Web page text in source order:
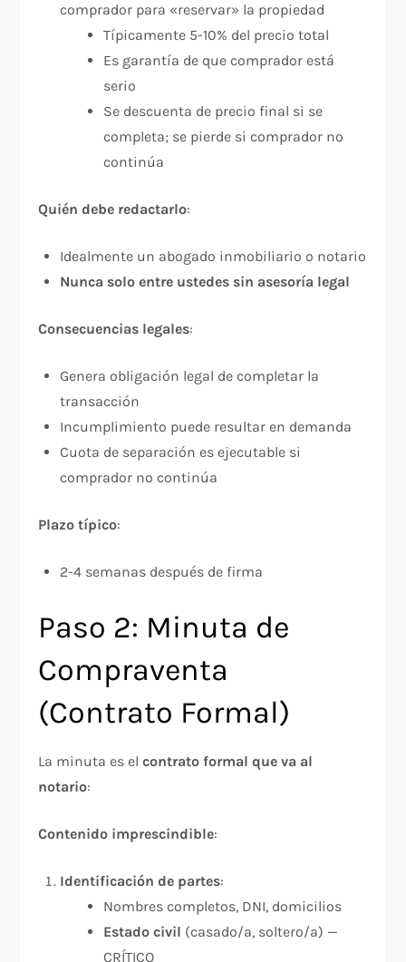
comprador para «reservar» la propiedad
Típicamente 5-10% del precio total
Es garantía de que comprador está
serio
Se descuenta de precio final si se
completa; se pierde si comprador no
continúa
Quién debe redactarlo:​
Idealmente un abogado inmobiliario o notario
Nunca solo entre ustedes sin asesoría legal
Consecuencias legales:​
Genera obligación legal de completar la
transacción
Incumplimiento puede resultar en demanda
Cuota de separación es ejecutable si
comprador no continúa
Plazo típico:​
2-4 semanas después de firma
Paso 2: Minuta de
Compraventa
(Contrato Formal)
La minuta es elcontrato formal que va al
notario:​
Contenido imprescindible:​
Identificación de partes:
Nombres completos, DNI, domicilios
Estado civil (casado/a, soltero/a) —
CRÍTICO